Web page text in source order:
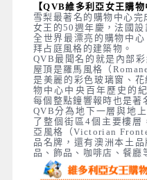
【QVB維多利亞女王購物
雪梨最著名的購物中心
女王的50週年慶，法國
全世界最漂亮的購物中
拜占庭風格的建築物。
QVB最聞名的就是內部
屋頂是羅馬風格（
是美麗的彩色玻璃窗、
物中心中央百年歷史的
每個整點鐘響報時也是著
QVB分為地下一層與地
了整個街區4個主要樓層
亞風格（Victorian
品名牌，還有澳洲本土
品、飾品、咖啡店、餐廳